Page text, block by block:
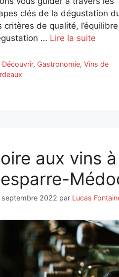
clés de la dégustation
critères de qualité,
… Lire la suite
Catégories
Découvrir, Gastronomie,Vins de
aux vins à
septembre 2022 par Lucas